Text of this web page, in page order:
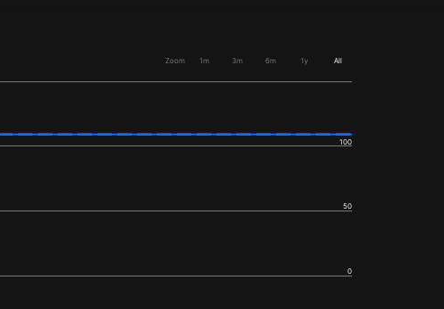
Zoom 1m 3m 6m 1y All
0
50
100